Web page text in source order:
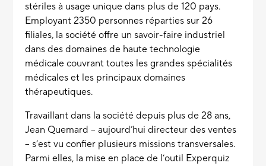
stériles à usage unique dans plus de 120 pays.
Employant 2350 personnes réparties sur 26
filiales, la société offre un savoir-faire industriel
dans des domaines de haute technologie
médicale couvrant toutes les grandes spécialités
médicales et les principaux domaines
thérapeutiques.
Travaillant dans la société depuis plus de 28 ans,
Jean Quemard – aujourd’hui directeur des ventes
– s’est vu confier plusieurs missions transversales.
Parmi elles, la mise en place de l’outil Experquiz